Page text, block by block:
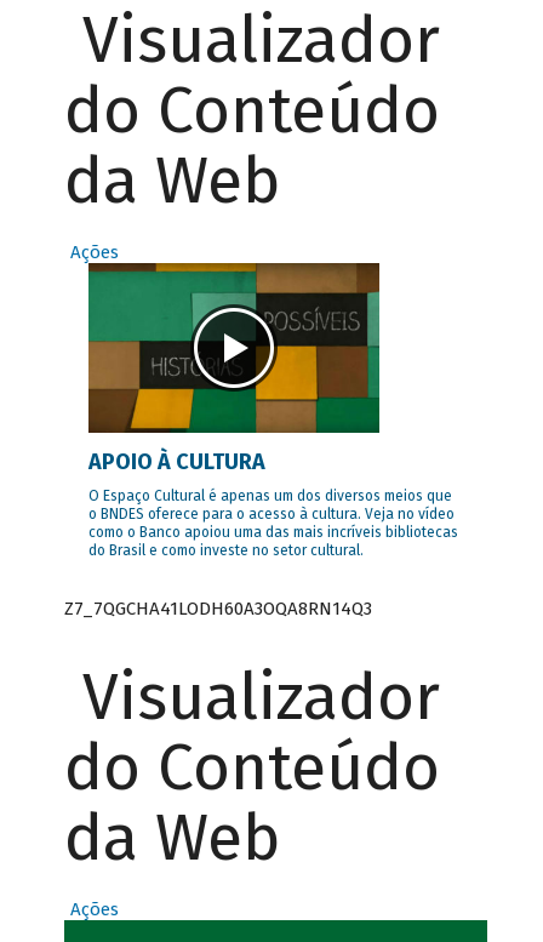
Visualizador
do Conteúdo
da Web
Ações
APOIO À CULTURA
O Espaço Cultural é apenas um dos diversos meios que
o BNDES oferece para o acesso à cultura. Veja no vídeo
como o Banco apoiou uma das mais incríveis bibliotecas
do Brasil e como investe no setor cultural.
Z7_7QGCHA41LODH60A3OQA8RN14Q3
Visualizador
do Conteúdo
da Web
Ações